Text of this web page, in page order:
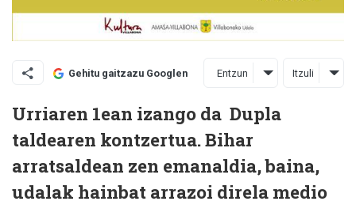
Gehitu gaitzazu Googlen Entzun Itzuli
Urriaren 1ean izango da Dupla
taldearen kontzertua. Bihar
arratsaldean zen emanaldia, baina,
udalak hainbat arrazoi direla medio